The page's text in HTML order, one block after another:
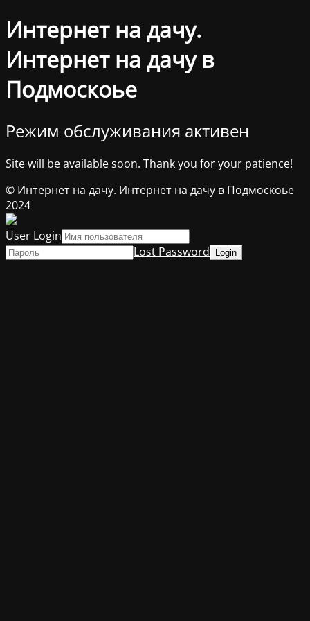
Интернет на дачу.
Интернет на дачу в
Подмоскоье
Режим обслуживания активен
Site will be available soon. Thank you for your patience!
© Интернет на дачу. Интернет на дачу в Подмоскоье
2024
User Login
Lost Password